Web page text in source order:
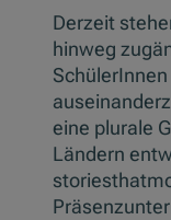
Derzeit
hinweg
eine plurale
Ländern